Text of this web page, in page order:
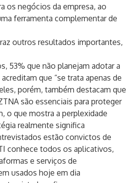
os negócios da empresa, ao
ferramenta complementar de
outros resultados importantes,
53% que não planejam adotar a
que “se trata apenas de
porém, também destacam que
são essenciais para proteger
o que mostra a perplexidade
realmente significa
estão convictos de
conhece todos os aplicativos,
e serviços de
usados hoje em dia